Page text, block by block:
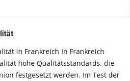
in Frankreich In Frankreich
hohe Qualitätsstandards, die
festgesetzt werden. Im Test der